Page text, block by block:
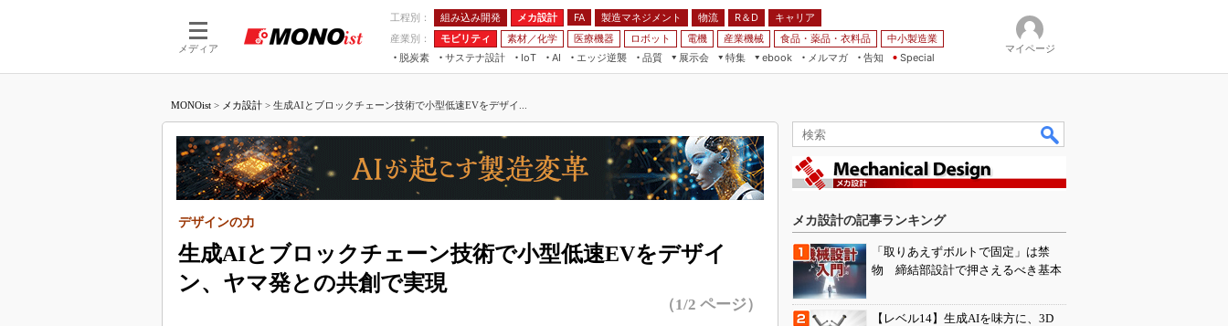
メディア
工程別： 組み込み開発 メカ設計 FA 製造マネジメント 物流 R＆D
キャリア
産業別：
モビリティ 素材／化学 医療機器 ロボット 電機 産業機械 食品・薬品・衣料品
中小製造業
脱炭素
サステナ設計
IoT
つながる工場
つながるサービス
AI
AI×設備保全
Physical AI
エッジ逆襲 品質
展示会
JIMTOF
組込み/エッジ コンピューティング
展＆IoT/5Gソリューション展
IIFES
国際ロボット展
TECHNO-FRONTIER
特集
5G
VR／AR
フィールドサービス
組み込み画像技術
ebook
製造マネジメント
FA
モビリティ
メルマガ
告知 Special
マイページ
MONOist > メカ設計 > 生成AIとブロックチェーン技術で小型低速EVをデザイ...
生成AIとブロックチェーン技術で小型低速EVをデザイ
ン、ヤマ発との共創で実現
デザインの力
（1/2 ページ）
メカ設計の記事ランキング
「取りあえずボルトで固定」は禁
物 締結部設計で押さえるべき基本
【レベル14】生成AIを味方に、3D